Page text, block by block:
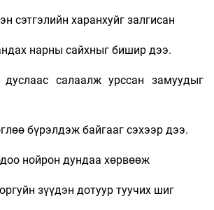
сэтгэлийн харанхуйг залгисан
нарны сайхныг бишир дээ.
салаалж урссан замуудыг
бүрэлдэж байгааг сэхээр дээ.
нойрон дундаа хөрвөөж
зүүдэн дотуур туучих шиг